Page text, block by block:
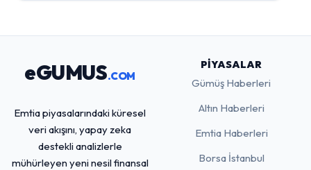
eGUMUS.COM
Emtia piyasalarındaki küresel
veri akışını, yapay zeka
destekli analizlerle
mühürleyen yeni nesil finansal
PIYASALAR
Gümüş Haberleri
Altın Haberleri
Emtia Haberleri
Borsa İstanbul